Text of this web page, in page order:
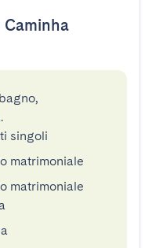
Caminha
singoli
matrimoniale
matrimoniale